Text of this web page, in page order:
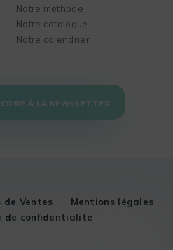
Notre méthode
Notre catalogue
Notre calendrier
À LA NEWSLETTER
de Ventes
Mentions légales
de confidentialité